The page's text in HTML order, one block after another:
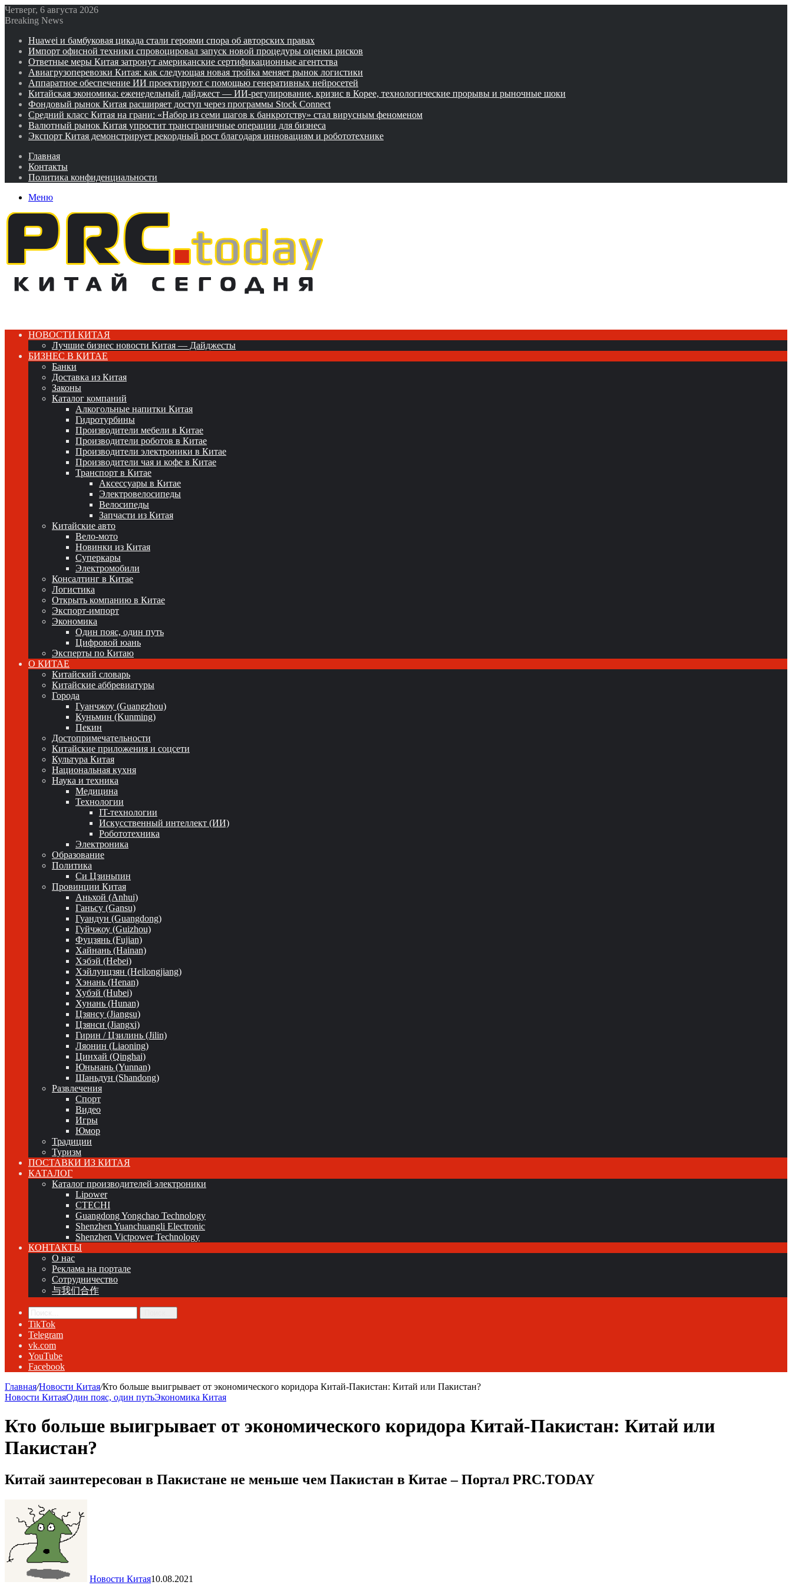
Четверг, 6 августа 2026
Breaking News
Huawei и бамбуковая цикада стали героями спора об авторских правах
Импорт офисной техники спровоцировал запуск новой процедуры оценки рисков
Ответные меры Китая затронут американские сертификационные агентства
Авиагрузоперевозки Китая: как следующая новая тройка меняет рынок логистики
Аппаратное обеспечение ИИ проектируют с помощью генеративных нейросетей
Китайская экономика: еженедельный дайджест — ИИ-регулирование, кризис в Корее, технологические прорывы и рыночные шоки
Фондовый рынок Китая расширяет доступ через программы Stock Connect
Средний класс Китая на грани: «Набор из семи шагов к банкротству» стал вирусным феноменом
Валютный рынок Китая упростит трансграничные операции для бизнеса
Экспорт Китая демонстрирует рекордный рост благодаря инновациям и робототехнике
Главная
Контакты
Политика конфиденциальности
Меню
НОВОСТИ КИТАЯ
Лучшие бизнес новости Китая — Дайджесты
БИЗНЕС В КИТАЕ
Банки
Доставка из Китая
Законы
Каталог компаний
Алкогольные напитки Китая
Гидротурбины
Производители мебели в Китае
Производители роботов в Китае
Производители электроники в Китае
Производители чая и кофе в Китае
Транспорт в Китае
Аксессуары в Китае
Электровелосипеды
Велосипеды
Запчасти из Китая
Китайские авто
Вело-мото
Новинки из Китая
Суперкары
Электромобили
Консалтинг в Китае
Логистика
Открыть компанию в Китае
Экспорт-импорт
Экономика
Один пояс, один путь
Цифровой юань
Эксперты по Китаю
О КИТАЕ
Китайский словарь
Китайские аббревиатуры
Города
Гуанчжоу (Guangzhou)
Куньмин (Kunming)
Пекин
Достопримечательности
Китайские приложения и соцсети
Культура Китая
Национальная кухня
Наука и техника
Медицина
Технологии
IT-технологии
Искусственный интеллект (ИИ)
Робототехника
Электроника
Образование
Политика
Си Цзиньпин
Провинции Китая
Аньхой (Anhui)
Ганьсу (Gansu)
Гуандун (Guangdong)
Гуйчжоу (Guizhou)
Фуцзянь (Fujian)
Хайнань (Hainan)
Хэбэй (Hebei)
Хэйлунцзян (Heilongjiang)
Хэнань (Henan)
Хубэй (Hubei)
Хунань (Hunan)
Цзянсу (Jiangsu)
Цзянси (Jiangxi)
Гирин / Цзилинь (Jilin)
Ляонин (Liaoning)
Цинхай (Qinghai)
Юньнань (Yunnan)
Шаньдун (Shandong)
Развлечения
Спорт
Видео
Игры
Юмор
Традиции
Туризм
ПОСТАВКИ ИЗ КИТАЯ
КАТАЛОГ
Каталог производителей электроники
Lipower
CTECHI
Guangdong Yongchao Technology
Shenzhen Yuanchuangli Electronic
Shenzhen Victpower Technology
КОНТАКТЫ
О нас
Реклама на портале
Сотрудничество
与我们合作
TikTok
Telegram
vk.com
YouTube
Facebook
Главная/Новости Китая/Кто больше выигрывает от экономического коридора Китай-Пакистан: Китай или Пакистан?
Новости КитаяОдин пояс, один путьЭкономика Китая
Кто больше выигрывает от экономического коридора Китай-Пакистан: Китай или
Пакистан?
Китай заинтересован в Пакистане не меньше чем Пакистан в Китае – Портал PRC.TODAY
Новости Китая10.08.2021